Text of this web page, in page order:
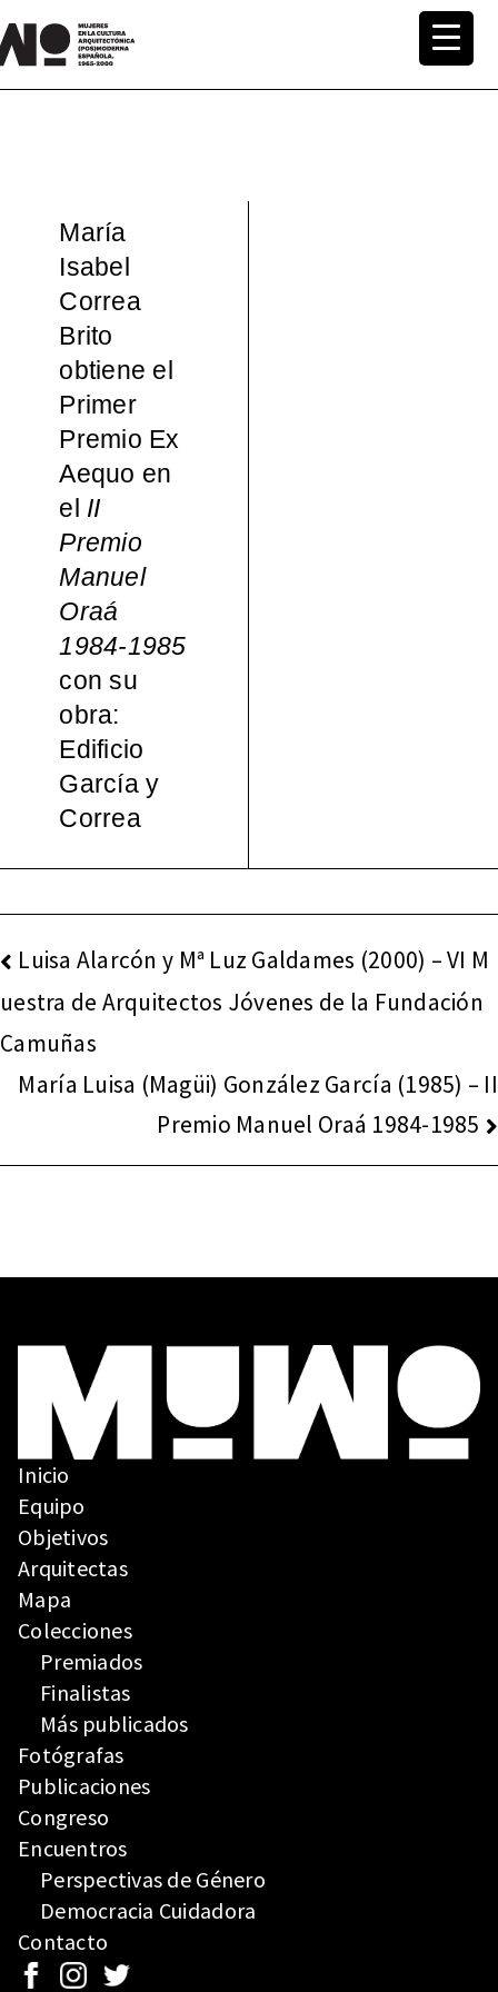
al
MuWo –
María
Isabel
Correa
Brito
obtiene el
Primer
Premio Ex
Aequo en
el II
Premio
Manuel
Oraá
1984-1985
con su
obra:
Edificio
García y
Correa
NAVEGACIÓN
ENTRADAS
Luisa Alarcón y Mª Luz Galdames (2000) – VI M
uestra de Arquitectos Jóvenes de la Fundación
Camuñas
María Luisa (Magüi) González García (1985) – II
Premio Manuel Oraá 1984-1985
Inicio
Equipo
Objetivos
Arquitectas
Mapa
Colecciones
Premiados
Finalistas
Más publicados
Fotógrafas
Publicaciones
Congreso
Encuentros
Perspectivas de Género
Democracia Cuidadora
Contacto